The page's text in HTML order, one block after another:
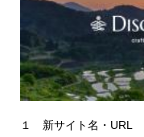
１ 新サイト名・URL